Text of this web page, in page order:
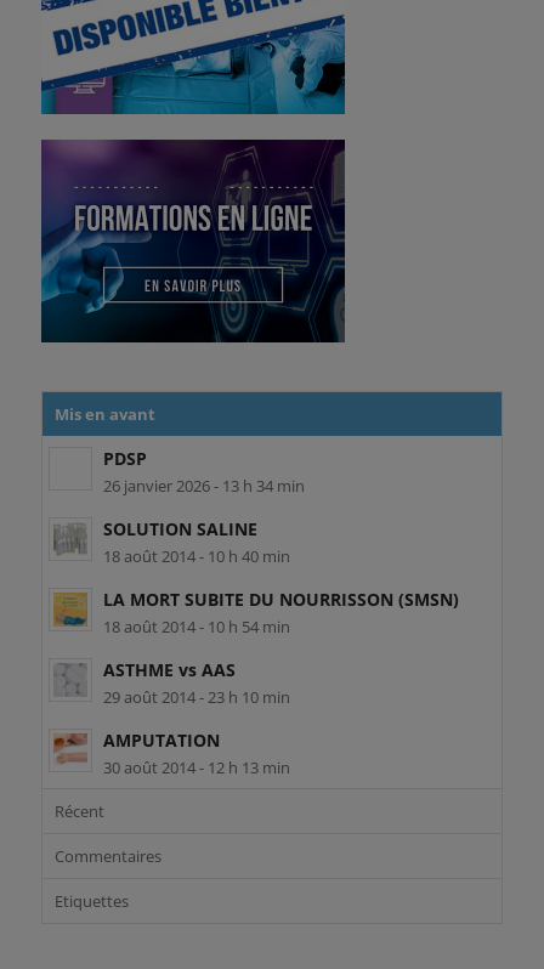
Mis en avant
PDSP
26 janvier 2026 - 13 h 34 min
SOLUTION SALINE
18 août 2014 - 10 h 40 min
LA MORT SUBITE DU NOURRISSON (SMSN)
18 août 2014 - 10 h 54 min
ASTHME vs AAS
29 août 2014 - 23 h 10 min
AMPUTATION
30 août 2014 - 12 h 13 min
Récent
Commentaires
Etiquettes